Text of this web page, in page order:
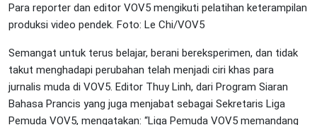
Para reporter dan editor VOV5 mengikuti pelatihan keterampilan
produksi video pendek. Foto: Le Chi/VOV5
Semangat untuk terus belajar, berani bereksperimen, dan tidak
takut menghadapi perubahan telah menjadi ciri khas para
jurnalis muda di VOV5. Editor Thuy Linh, dari Program Siaran
Bahasa Prancis yang juga menjabat sebagai Sekretaris Liga
Pemuda VOV5, mengatakan: “Liga Pemuda VOV5 memandang